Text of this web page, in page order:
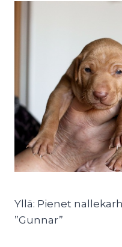
Yllä: Pienet
”Gunnar”